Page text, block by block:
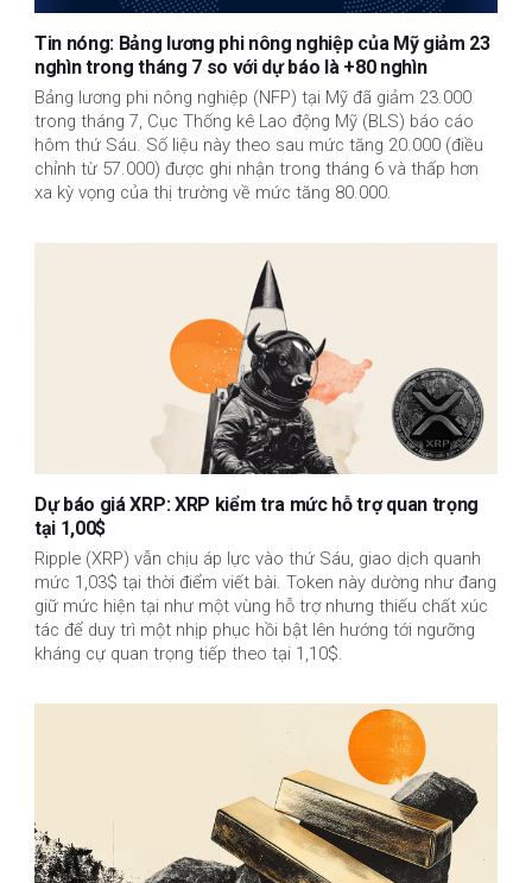
Tin nóng: Bảng lương phi nông nghiệp của Mỹ giảm 23
nghìn trong tháng 7 so với dự báo là +80 nghìn
Bảng lương phi nông nghiệp (NFP) tại Mỹ đã giảm 23.000
trong tháng 7, Cục Thống kê Lao động Mỹ (BLS) báo cáo
hôm thứ Sáu. Số liệu này theo sau mức tăng 20.000 (điều
chỉnh từ 57.000) được ghi nhận trong tháng 6 và thấp hơn
xa kỳ vọng của thị trường về mức tăng 80.000.
Dự báo giá XRP: XRP kiểm tra mức hỗ trợ quan trọng
tại 1,00$
Ripple (XRP) vẫn chịu áp lực vào thứ Sáu, giao dịch quanh
mức 1,03$ tại thời điểm viết bài. Token này dường như đang
giữ mức hiện tại như một vùng hỗ trợ nhưng thiếu chất xúc
tác để duy trì một nhịp phục hồi bật lên hướng tới ngưỡng
kháng cự quan trọng tiếp theo tại 1,10$.